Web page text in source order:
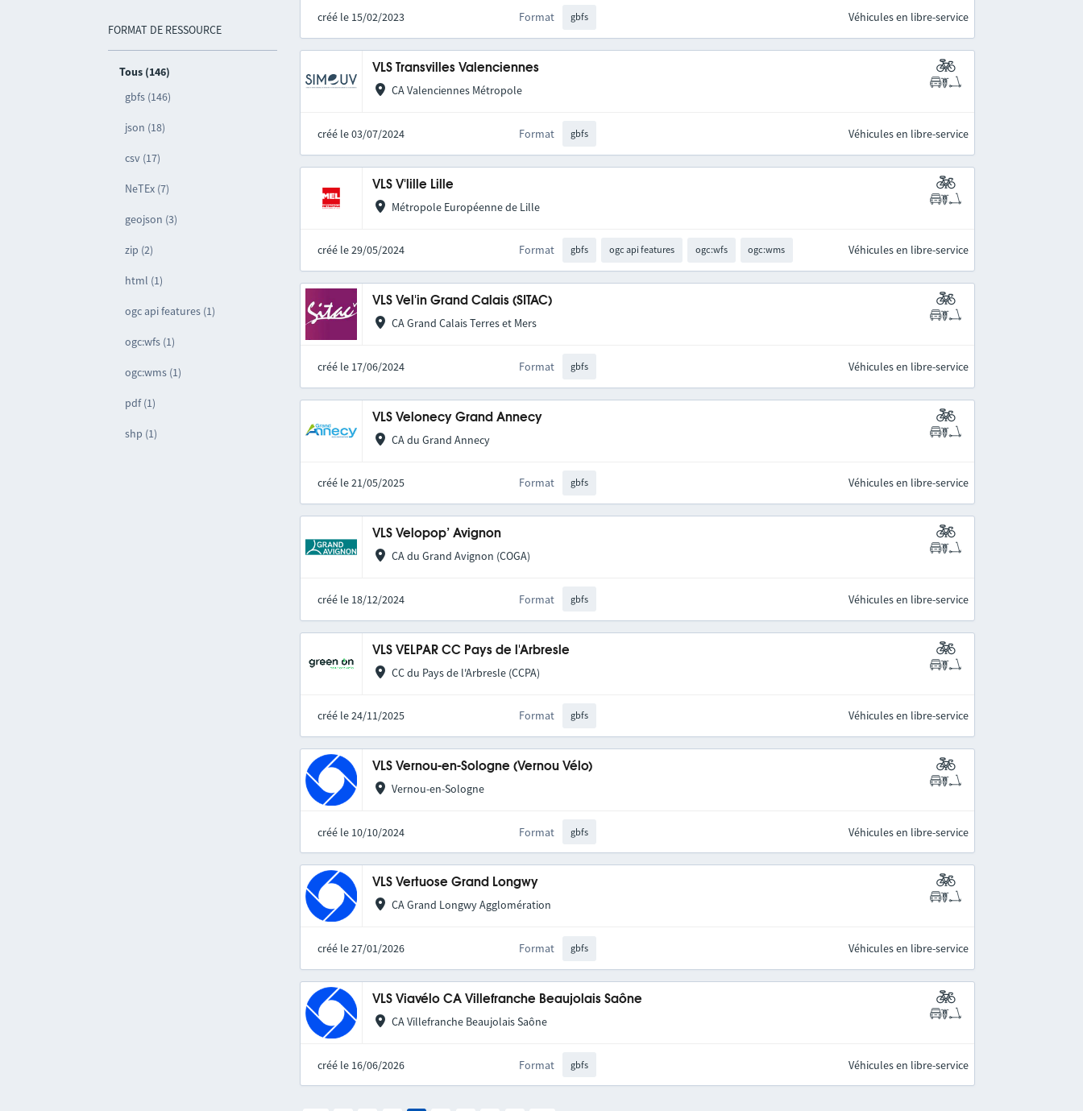
FORMAT DE RESSOURCE
Tous (146)
gbfs (146)
json (18)
csv (17)
NeTEx (7)
geojson (3)
zip (2)
html (1)
ogc api features (1)
ogc:wfs (1)
ogc:wms (1)
pdf (1)
shp (1)
créé le 15/02/2023 Format gbfs Véhicules en libre-service
VLS Transvilles Valenciennes
CA Valenciennes Métropole
créé le 03/07/2024 Format gbfs Véhicules en libre-service
VLS V'lille Lille
Métropole Européenne de Lille
créé le 29/05/2024 Format gbfs ogc api features ogc:wfs ogc:wms Véhicules en libre-service
VLS Vel'in Grand Calais (SITAC)
CA Grand Calais Terres et Mers
créé le 17/06/2024 Format gbfs Véhicules en libre-service
VLS Velonecy Grand Annecy
CA du Grand Annecy
créé le 21/05/2025 Format gbfs Véhicules en libre-service
VLS Velopop’ Avignon
CA du Grand Avignon (COGA)
créé le 18/12/2024 Format gbfs Véhicules en libre-service
VLS VELPAR CC Pays de l'Arbresle
CC du Pays de l'Arbresle (CCPA)
créé le 24/11/2025 Format gbfs Véhicules en libre-service
VLS Vernou-en-Sologne (Vernou Vélo)
Vernou-en-Sologne
créé le 10/10/2024 Format gbfs Véhicules en libre-service
VLS Vertuose Grand Longwy
CA Grand Longwy Agglomération
créé le 27/01/2026 Format gbfs Véhicules en libre-service
VLS Viavélo CA Villefranche Beaujolais Saône
CA Villefranche Beaujolais Saône
créé le 16/06/2026 Format gbfs Véhicules en libre-service